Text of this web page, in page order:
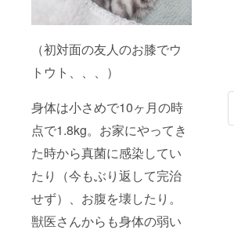
（初対面の友人のお膝でウ
トウト、、、）
身体は小さめで10ヶ月の時
点で1.8kg。お家にやってき
た時から真菌に感染してい
たり（今もぶり返して完治
せず）、お腹を壊したり。
獣医さんからも身体の弱い